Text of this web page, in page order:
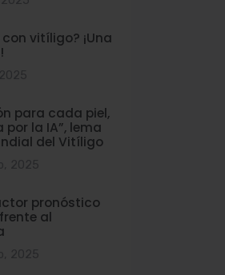
vitíligo? ¡Una
para cada piel,
la IA”, lema
del Vitíligo
pronóstico
al